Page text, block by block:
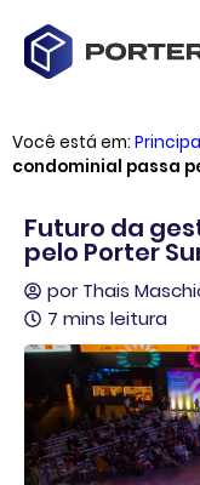
Você está em:
condominial passa
Futuro da
pelo Porter
porThais
7 mins leitura